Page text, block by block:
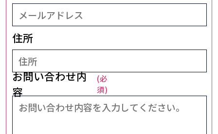
住所
お問い合わせ内
容
(必
須)